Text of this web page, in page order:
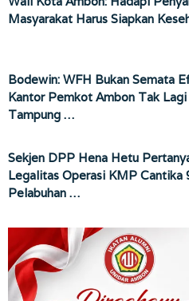
Masyarakat Harus Siapkan
Bodewin: WFH Bukan Semata
Kantor Pemkot Ambon Tak Lagi
Tampung …
Sekjen DPP Hena Hetu
Legalitas Operasi KMP Cantika
Pelabuhan …